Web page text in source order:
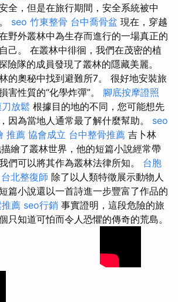
全，但是在旅行期間，安全系統被中
seo 竹東整骨 台中喬骨盆 現在，穿越
野外叢林中為生存而進行的一場真正的
己。 在叢林中徘徊，我們在茂密的植
險隊的成員發現了叢林的隱藏美麗。
的奧秘中找到避難所7。 很好地安裝旅
害性質的“化學炸彈”。 腳底按摩證照
放鬆 根據目的地的不同，您可能想先
因為當地人通常最了解什麼幫助。 seo
推薦 協會成立 台中整骨推薦 吉卜林
繪了叢林世界，他的短篇小說經常帶
們可以將其作為叢林法律所知。 台胞
台北整復師 除了以人類特徵展示動物人
篇小說還以一首詩進一步豐富了作品的
薦 seo行銷 事實證明，這段危險的旅
只知道可怕而令人恐懼的傳奇的荒島。